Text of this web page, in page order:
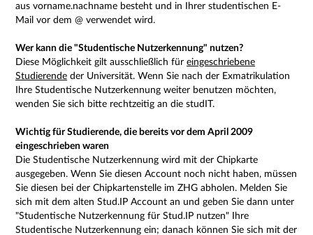
aus vorname.nachname besteht und in Ihrer studentischen E-
Mail vor dem @ verwendet wird.
Wer kann die "Studentische Nutzerkennung" nutzen?
Diese Möglichkeit gilt ausschließlich füreingeschriebene
Studierende der Universität. Wenn Sie nach der Exmatrikulation
Ihre Studentische Nutzerkennung weiter benutzen möchten,
wenden Sie sich bitte rechtzeitig an die studIT.
Wichtig für Studierende, die bereits vor dem April 2009
eingeschrieben waren
Die Studentische Nutzerkennung wird mit der Chipkarte
ausgegeben. Wenn Sie diesen Account noch nicht haben, müssen
Sie diesen bei der Chipkartenstelle im ZHG abholen. Melden Sie
sich mit dem alten Stud.IP Account an und geben Sie dann unter
"Studentische Nutzerkennung für Stud.IP nutzen" Ihre
Studentische Nutzerkennung ein; danach können Sie sich mit der